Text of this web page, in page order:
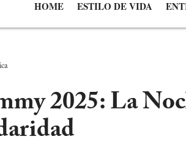
HOME ESTILO DE VIDA
2025: La